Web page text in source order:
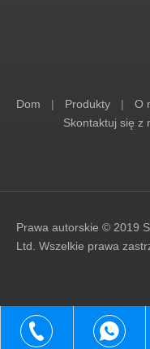
Dom | Produkty | O
Skontaktuj się z
Prawa autorskie © 2019
Ltd. Wszelkie prawa